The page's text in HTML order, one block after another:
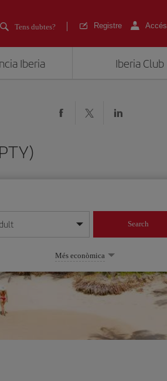
Tens dubtes? Registre Accés
Iberia Iberia Club
mes/any
Search
Més econòmica